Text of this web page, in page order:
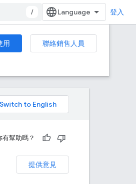
/ 登入
用 聯絡銷售人員
有幫助嗎？
提供意見